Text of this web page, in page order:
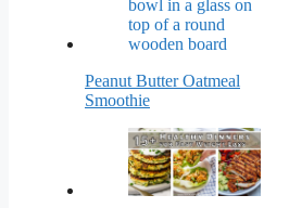
Peanut Butter Oatmeal
Smoothie